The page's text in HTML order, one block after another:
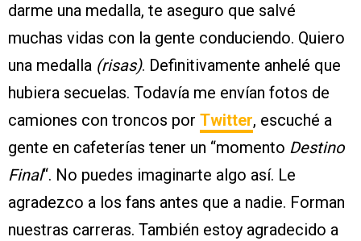
darme una medalla, te aseguro que salvé
muchas vidas con la gente conduciendo. Quiero
una medalla (risas). Definitivamente anhelé que
hubiera secuelas. Todavía me envían fotos de
camiones con troncos por Twitter, escuché a
gente en cafeterías tener un “momento Destino
Final“. No puedes imaginarte algo así. Le
agradezco a los fans antes que a nadie. Forman
nuestras carreras. También estoy agradecido a